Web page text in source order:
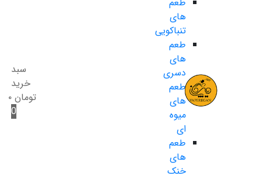
های
تنباکویی
طعم
های
دسری
طعم
های
میوه
ای
طعم
های
خنک
سبد
خرید
تومان ۰
0